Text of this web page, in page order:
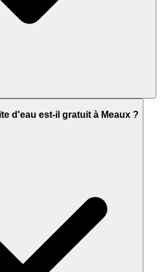
d'eau est-il gratuit à Meaux ?